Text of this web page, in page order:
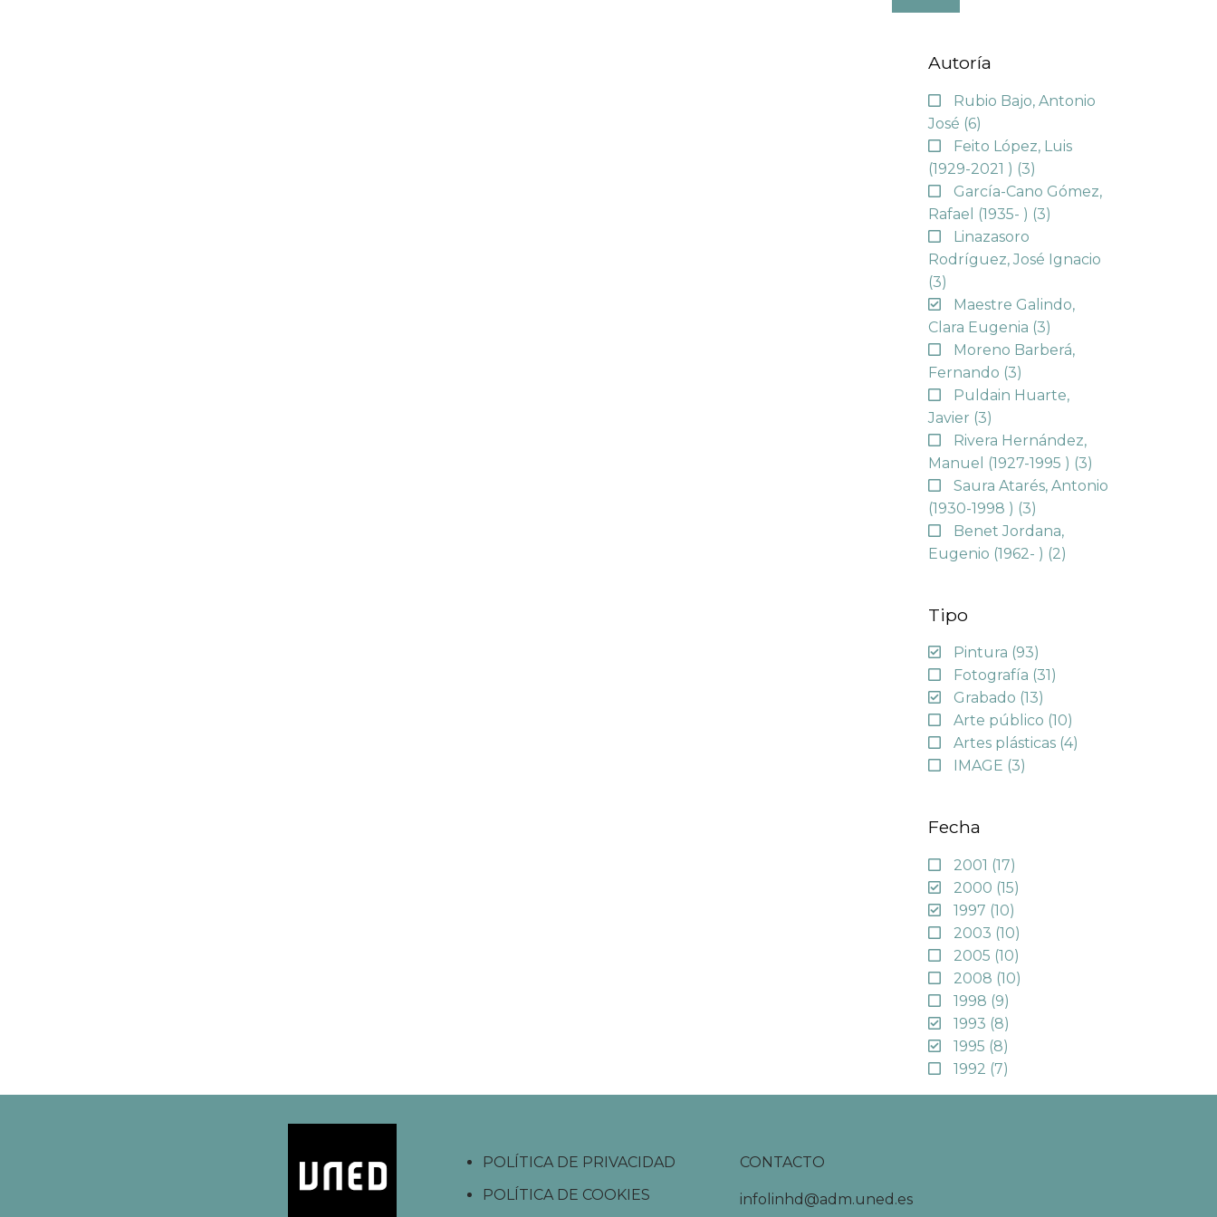
Autoría
Rubio Bajo, Antonio
José (6)
Feito López, Luis
(1929-2021 ) (3)
García-Cano Gómez,
Rafael (1935- ) (3)
Linazasoro
Rodríguez, José Ignacio
(3)
Maestre Galindo,
Clara Eugenia (3)
Moreno Barberá,
Fernando (3)
Puldain Huarte,
Javier (3)
Rivera Hernández,
Manuel (1927-1995 ) (3)
Saura Atarés, Antonio
(1930-1998 ) (3)
Benet Jordana,
Eugenio (1962- ) (2)
Tipo
Pintura (93)
Fotografía (31)
Grabado (13)
Arte público (10)
Artes plásticas (4)
IMAGE (3)
Fecha
2001 (17)
2000 (15)
1997 (10)
2003 (10)
2005 (10)
2008 (10)
1998 (9)
1993 (8)
1995 (8)
1992 (7)
POLÍTICA DE PRIVACIDAD
POLÍTICA DE COOKIES
CONTACTO
infolinhd@adm.uned.es